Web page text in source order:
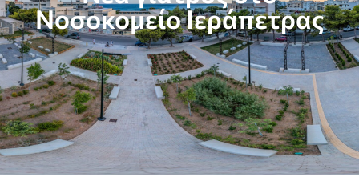
Νοσοκομείο Ιεράπετρας